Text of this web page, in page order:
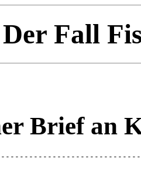
Der Fall
Brief an